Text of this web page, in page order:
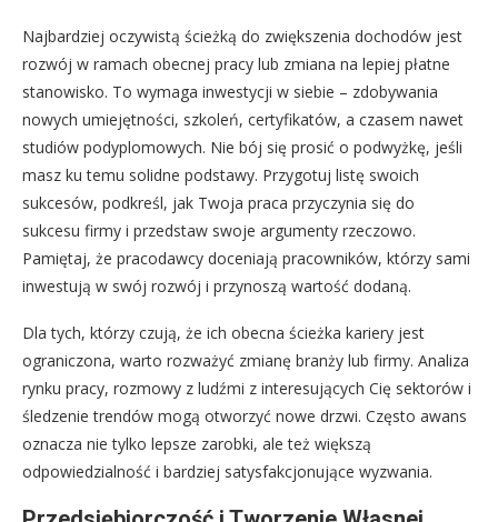
Najbardziej oczywistą ścieżką do zwiększenia dochodów jest
rozwój w ramach obecnej pracy lub zmiana na lepiej płatne
stanowisko. To wymaga inwestycji w siebie – zdobywania
nowych umiejętności, szkoleń, certyfikatów, a czasem nawet
studiów podyplomowych. Nie bój się prosić o podwyżkę, jeśli
masz ku temu solidne podstawy. Przygotuj listę swoich
sukcesów, podkreśl, jak Twoja praca przyczynia się do
sukcesu firmy i przedstaw swoje argumenty rzeczowo.
Pamiętaj, że pracodawcy doceniają pracowników, którzy sami
inwestują w swój rozwój i przynoszą wartość dodaną.
Dla tych, którzy czują, że ich obecna ścieżka kariery jest
ograniczona, warto rozważyć zmianę branży lub firmy. Analiza
rynku pracy, rozmowy z ludźmi z interesujących Cię sektorów i
śledzenie trendów mogą otworzyć nowe drzwi. Często awans
oznacza nie tylko lepsze zarobki, ale też większą
odpowiedzialność i bardziej satysfakcjonujące wyzwania.